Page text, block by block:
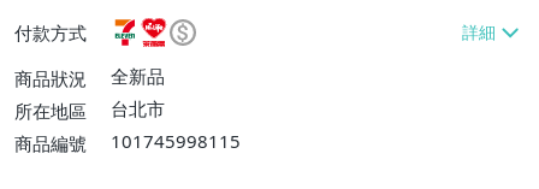
或消費滿$1298免運費】、7-ELEVEN取貨
不付款【免運費】、萊爾富取貨付款【單件
運費$60、滿5件或消費滿$1298免運
費】、宅配/貨運【單件運費$120、滿5件
付款方式
商品狀況
全新品
所在地區
台北市
商品編號
101745998115